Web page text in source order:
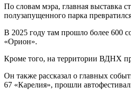
По словам мэра, главная выставка
полузапущенного парка
В 2025 году там прошло более 600
«Орион».
Кроме того, на территории ВДНХ
Он также рассказал о главных
67 «Карелия», прошли